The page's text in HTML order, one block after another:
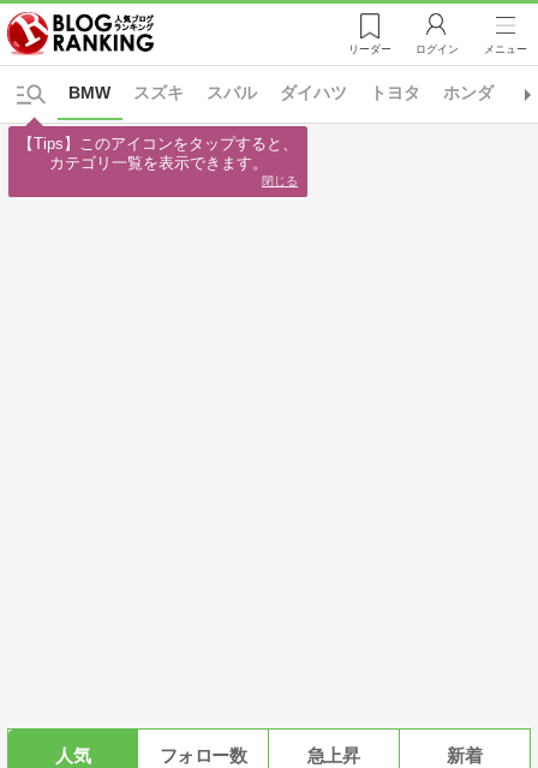
リーダー ログイン メニュー
スズキ スバル ダイハツ トヨタ ホンダ
BMW
人気 フォロー数 急上昇 新着
【Tips】このアイコンをタップすると、
カテゴリ一覧を表示できます。
閉じる